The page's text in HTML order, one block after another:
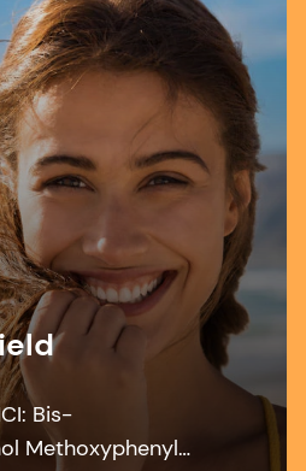
Bis-
Methoxyphenyl